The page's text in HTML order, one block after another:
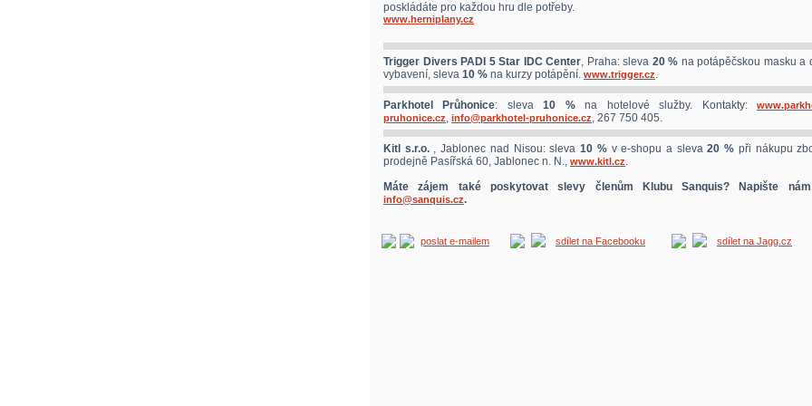
poskládáte pro každou hru dle potřeby.
www.herniplany.cz
Trigger Divers PADI 5 Star IDC Center, Praha: sleva 20 % na potápěčskou masku a
vybavení, sleva 10 % na kurzy potápění. www.trigger.cz.
Parkhotel Průhonice: sleva10 %na hotelové služby. Kontakty:
pruhonice.cz, info@parkhotel-pruhonice.cz, 267 750 405.
Kitl s.r.o., Jablonec nad Nisou: sleva 10 %v e-shopu a sleva20 % při nákupu
prodejně Pasířská 60, Jablonec n. N., www.kitl.cz.
Máte zájem také poskytovat slevy členům Klubu Sanquis? Napište
info@sanquis.cz.
poslat e-mailem sdílet na Facebooku sdílet na Jagg.cz